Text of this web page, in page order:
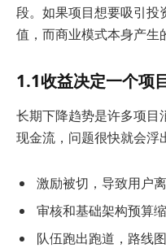
段。如果项目想要吸引投
值，而商业模式本身产生
1.1收益决定一个项
长期下降趋势是许多项目
现金流，问题很快就会浮
激励被切，导致用户
审核和基础架构预算
队伍跑出跑道，路线